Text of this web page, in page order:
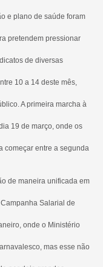
e plano de saúde foram
pretendem pressionar
de diversas
10 a 14 deste mês,
A primeira marcha à
19 de março, onde os
começar entre a segunda
de maneira unificada em
Salarial de
onde o Ministério
mas esse não